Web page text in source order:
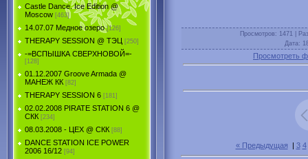
Castle Dance. Ice Еdition @
Moscow [463]
14.07.07 Медное озеро [126]
THERAPY SESSION @ ТЭЦ [250]
-=ВСПЫШКА СВЕРХНОВОЙ=-
[128]
01.12.2007 Groove Armada @
МАНЕЖ КК [82]
THERAPY SESSION 6 [181]
02.02.2008 PIRATE STATION 6 @
СКК [234]
08.03.2008 - ЦЕХ @ СКК [88]
DANCE STATION ICE POWER
2006 16/12 [94]
Просмотров: 1471 |
Дата :
Просмотреть
« Предыдущая | 3 4